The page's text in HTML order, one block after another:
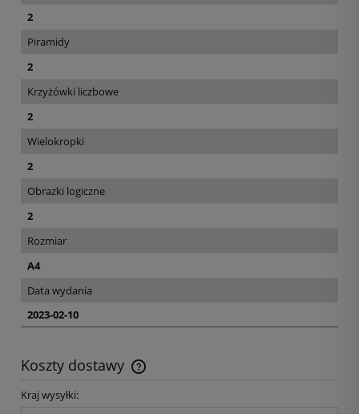
2
Piramidy
2
Krzyżówki liczbowe
2
Wielokropki
2
Obrazki logiczne
2
Rozmiar
A4
Data wydania
2023-02-10
Koszty dostawy
Kraj wysyłki: